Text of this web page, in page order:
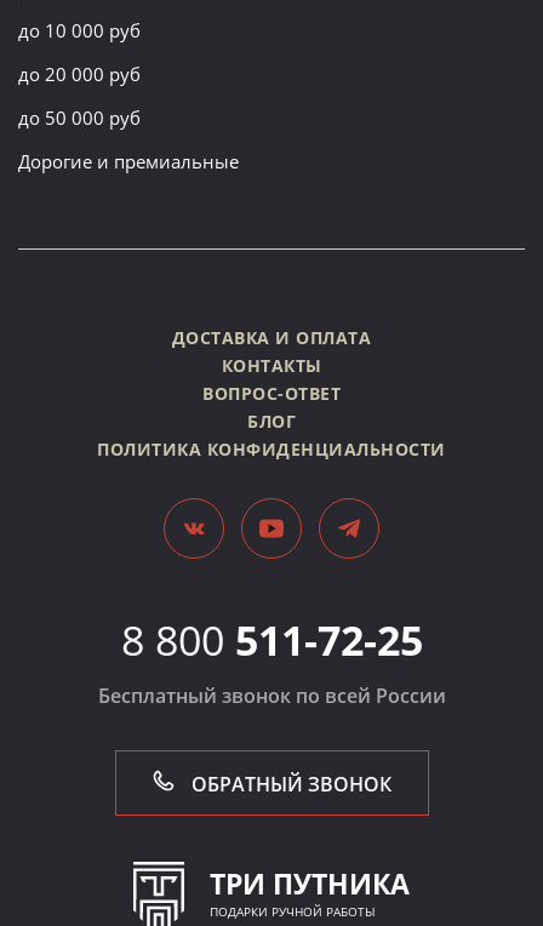
до 10 000 руб
до 20 000 руб
до 50 000 руб
Дорогие и премиальные
ДОСТАВКА И ОПЛАТА
КОНТАКТЫ
ВОПРОС-ОТВЕТ
БЛОГ
ПОЛИТИКА КОНФИДЕНЦИАЛЬНОСТИ
8 800 511-72-25
Бесплатный звонок по всей России
ОБРАТНЫЙ ЗВОНОК
ТРИ ПУТНИКА
ПОДАРКИ РУЧНОЙ РАБОТЫ